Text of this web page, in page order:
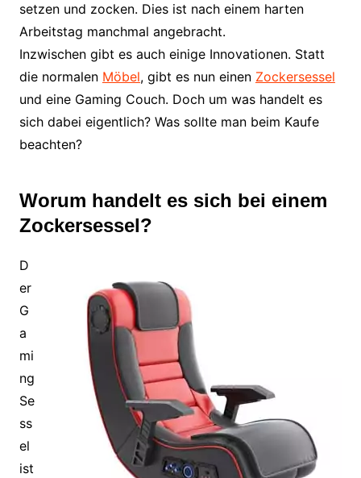
setzen und zocken. Dies ist nach einem harten
Arbeitstag manchmal angebracht.
Inzwischen gibt es auch einige Innovationen. Statt
die normalen Möbel, gibt es nun einen Zockersessel
und eine Gaming Couch. Doch um was handelt es
sich dabei eigentlich? Was sollte man beim Kaufe
beachten?
Worum handelt es sich bei einem
Zockersessel?
D
er
G
a
mi
ng
Se
ss
el
ist